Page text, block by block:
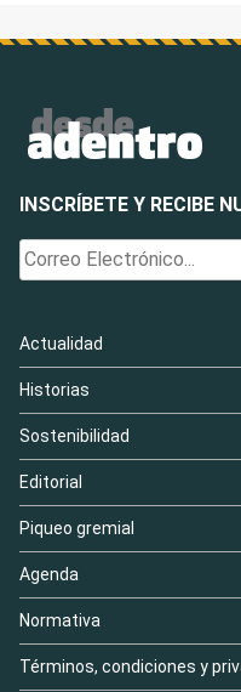
INSCRÍBETE Y RECIBE
Actualidad
Historias
Sostenibilidad
Editorial
Piqueo gremial
Agenda
Normativa
Términos, condiciones y